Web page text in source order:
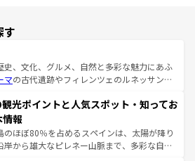
す
史、文化、グルメ、自然と多彩な魅力にあふ
マの古代遺跡やフィレンツェのルネッサンス
ーナの美しい田園風景やアマルフィ海岸の絶
景観も見逃せない。観光の合間には、本場の
など、絶品のイタリア料理を堪能することも
覚めてから夜眠るまで、すべての瞬間を楽し
光ポイントと人気スポット・知ってお
情報
のほぼ80％を占めるスペインは、太陽が降り
岸から雄大なピレネー山脈まで、多彩な自然